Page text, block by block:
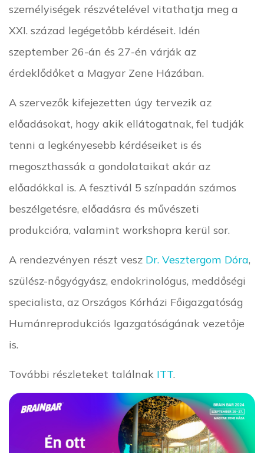
személyiségek részvételével vitathatja meg a
XXI. század legégetőbb kérdéseit. Idén
szeptember 26-án és 27-én várják az
érdeklődőket a Magyar Zene Házában.
A szervezők kifejezetten úgy tervezik az
előadásokat, hogy akik ellátogatnak, fel tudják
tenni a legkényesebb kérdéseiket is és
megoszthassák a gondolataikat akár az
előadókkal is. A fesztivál 5 színpadán számos
beszélgetésre, előadásra és művészeti
produkcióra, valamint workshopra kerül sor.
A rendezvényen részt vesz Dr. Vesztergom Dóra,
szülész-nőgyógyász, endokrinológus, meddőségi
specialista, az Országos Kórházi Főigazgatóság
Humánreprodukciós Igazgatóságának vezetője
is.
További részleteket találnak ITT.